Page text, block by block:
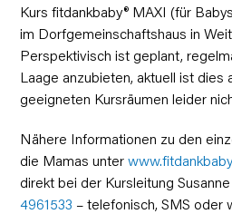
Kurs fitdankbaby® MAXI (für
im Dorfgemeinschaftshaus in
Perspektivisch ist geplant,
Laage anzubieten, aktuell ist dies
geeigneten Kursräumen leider
Nähere Informationen zu den
die Mamas unter
direkt bei der Kursleitung
4961533 – telefonisch, SMS oder